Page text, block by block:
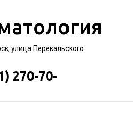
улица Перекальского
270-70-